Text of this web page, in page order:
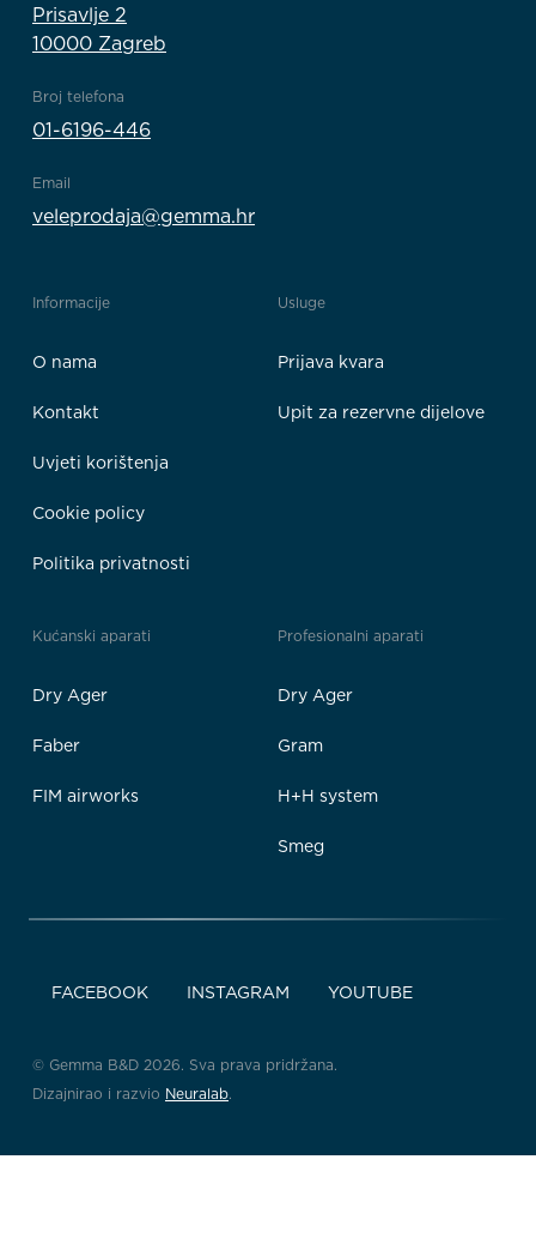
Prisavlje 2
10000 Zagreb
Broj telefona
01-6196-446
Email
veleprodaja@gemma.hr
Informacije
O nama
Kontakt
Uvjeti korištenja
Cookie policy
Politika privatnosti
Usluge
Prijava kvara
Upit za rezervne dijelove
Kućanski aparati
Dry Ager
Faber
FIM airworks
Profesionalni aparati
Dry Ager
Gram
H+H system
Smeg
FACEBOOK INSTAGRAM YOUTUBE
© Gemma B&D 2026. Sva prava pridržana.
Dizajnirao i razvio Neuralab.